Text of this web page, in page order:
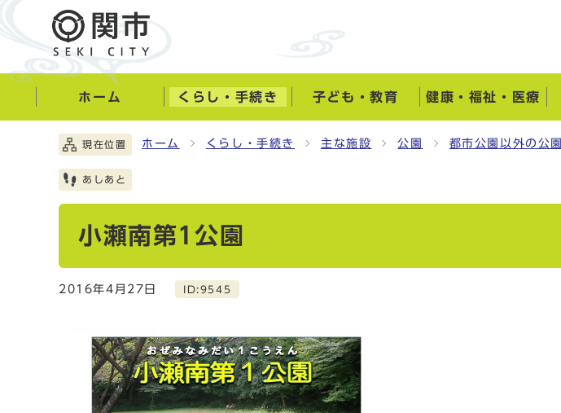
ホーム くらし・手続き 子ども・教育 健康・福祉・医療
現在位置 ホーム くらし・手続き 主な施設 公園 都市公園以外の公園
あしあと
小瀬南第1公園
2016年4月27日 ID:9545